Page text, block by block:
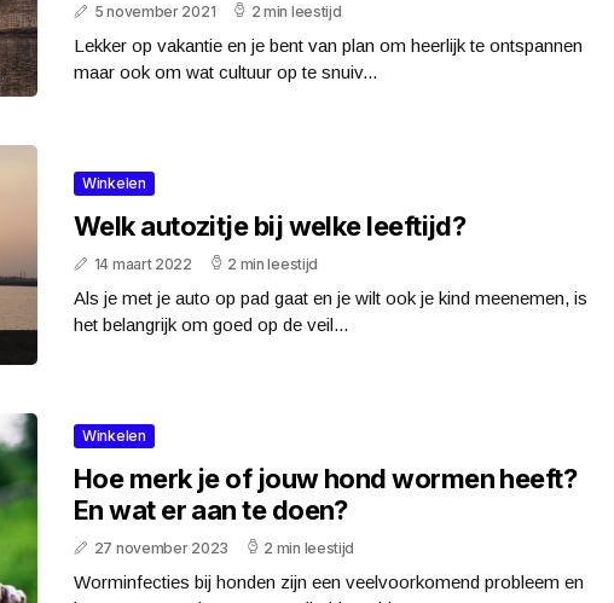
5 november 2021 2 min leestijd
Lekker op vakantie en je bent van plan om heerlijk te ontspannen
maar ook om wat cultuur op te snuiv...
Winkelen
Welk autozitje bij welke leeftijd?
14 maart 2022 2 min leestijd
Als je met je auto op pad gaat en je wilt ook je kind meenemen, is
het belangrijk om goed op de veil...
Winkelen
Hoe merk je of jouw hond wormen heeft?
En wat er aan te doen?
27 november 2023 2 min leestijd
Worminfecties bij honden zijn een veelvoorkomend probleem en